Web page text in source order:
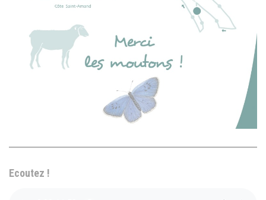
Ecoutez !